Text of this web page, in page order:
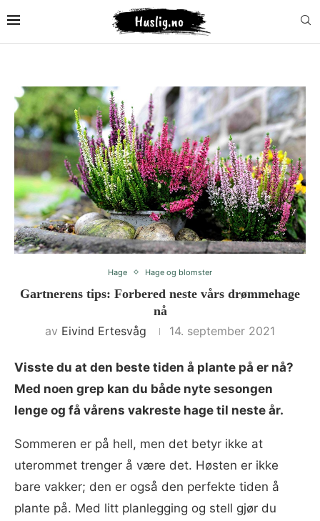
Hage Hage og blomster
Gartnerens tips: Forbered neste vårs drømmehage
nå
av Eivind Ertesvåg 14. september 2021
Visste du at den beste tiden å plante på er nå?
Med noen grep kan du både nyte sesongen
lenge og få vårens vakreste hage til neste år.
Sommeren er på hell, men det betyr ikke at
uterommet trenger å være det. Høsten er ikke
bare vakker; den er også den perfekte tiden å
plante på. Med litt planlegging og stell gjør du